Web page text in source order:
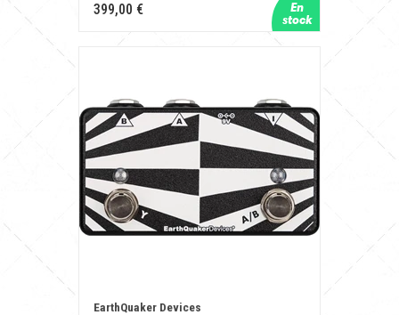
399,00 €
EarthQuaker Devices